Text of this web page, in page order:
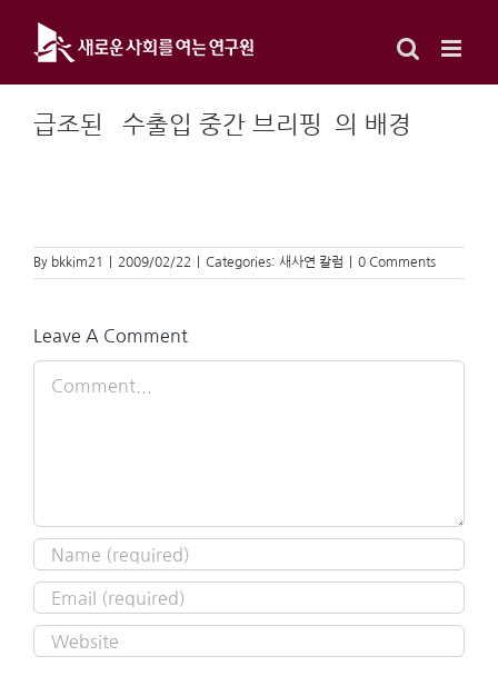
content
급조된 `수출입 중간 브리핑`의 배경
By bkkim21 2009/02/22 Categories: 새사연 칼럼 0 Comments
Leave A Comment